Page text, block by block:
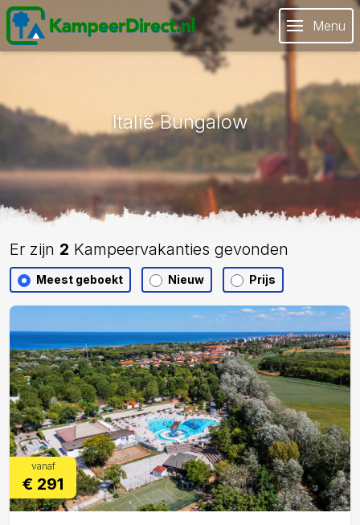
Menu
Italië Bungalow
Er zijn 2 Kampeervakanties gevonden
Meest geboekt Nieuw Prijs
vanaf
€ 291